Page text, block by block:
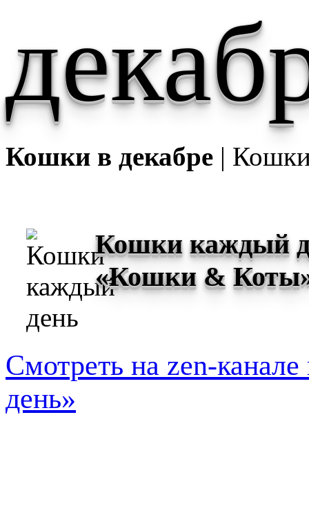
Кошки в декабре |
Кошки каждый
«Кошки &
Смотреть на zen-
день»